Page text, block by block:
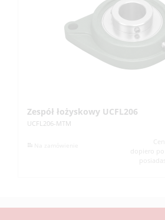
Zespół łożyskowy UCFL206
UCFL206-MTM
dopiero